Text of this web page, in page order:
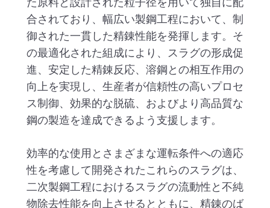
た原料と設計された粒子径を用いて独自に配
合されており、幅広い製鋼工程において、制
御された一貫した精錬性能を発揮します。そ
の最適化された組成により、スラグの形成促
進、安定した精錬反応、溶鋼との相互作用の
向上を実現し、生産者が信頼性の高いプロセ
ス制御、効果的な脱硫、およびより高品質な
鋼の製造を達成できるよう支援します。
効率的な使用とさまざまな運転条件への適応
性を考慮して開発されたこれらのスラグは、
二次製鋼工程におけるスラグの流動性と不純
物除去性能を向上させるとともに、精錬のば